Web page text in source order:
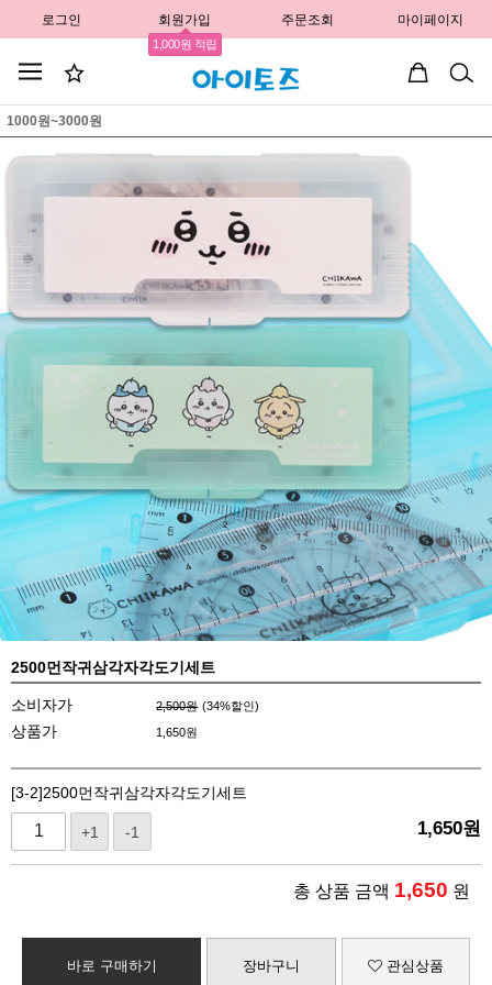
로그인 회원가입
1,000원 적립
주문조회 마이페이지
1000원~3000원
2500먼작귀삼각자각도기세트
소비자가 2,500원 (34%할인)
상품가 1,650원
[3-2]2500먼작귀삼각자각도기세트
+1 -1 1,650원
총 상품 금액 1,650 원
바로 구매하기 장바구니 관심상품